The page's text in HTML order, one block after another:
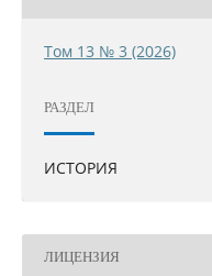
Том 13 № 3 (2026)
РАЗДЕЛ
ИСТОРИЯ
ЛИЦЕНЗИЯ